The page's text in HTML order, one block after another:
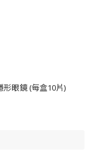
眼鏡 (每盒10片)